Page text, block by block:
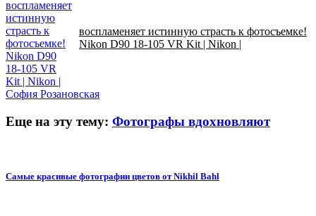
воспламеняет истинную страсть к фотосъемке!
Nikon D90 18-105 VR Kit | Nikon |
София Розановская
Еще на эту тему: Фотографы вдохновляют
Самые красивые фотографии цветов от Nikhil Bahl